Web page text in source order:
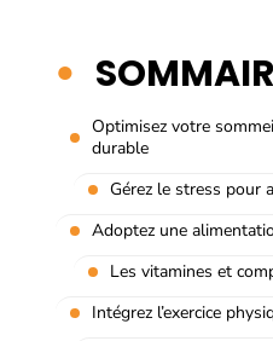
Optimisez votre
durable
Gérez le stress pour
Adoptez une
Les vitamines et
Intégrez l’exercice